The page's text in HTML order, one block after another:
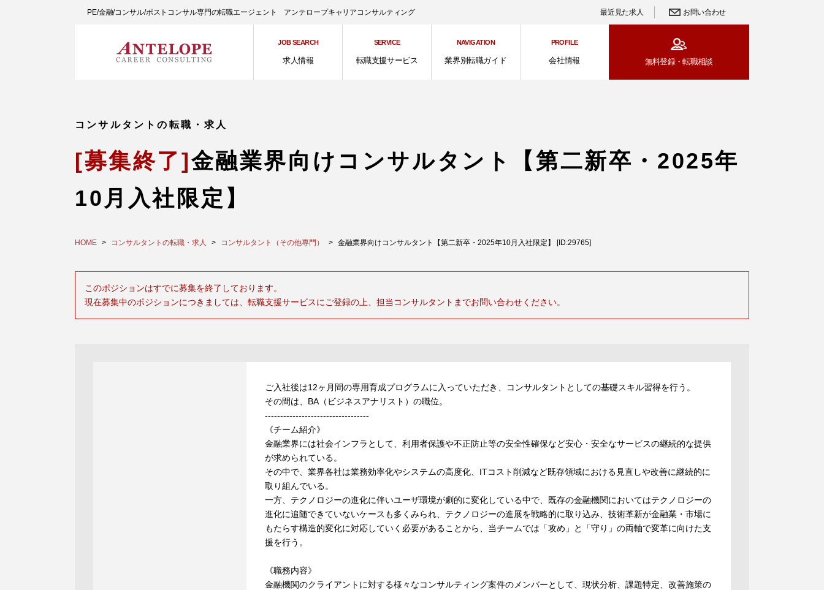
PE/金融/コンサル/ポストコンサル専門の転職エージェント アンテロープキャリアコンサルティング 最近見た求人 お問い合わせ
JOB SEARCH
求人情報
SERVICE
転職支援サービス
NAVIGATION
業界別転職ガイド
PROFILE
会社情報 無料登録・転職相談
コンサルタントの転職・求人
[募集終了]金融業界向けコンサルタント【第二新卒・2025年
10月入社限定】
HOME コンサルタントの転職・求人 コンサルタント（その他専門） 金融業界向けコンサルタント【第二新卒・2025年10月入社限定】 [ID:29765]
このポジションはすでに募集を終了しております。
現在募集中のポジションにつきましては、転職支援サービスにご登録の上、担当コンサルタントまでお問い合わせください。
ご入社後は12ヶ月間の専用育成プログラムに入っていただき、コンサルタントとしての基礎スキル習得を行う。
その間は、BA（ビジネスアナリスト）の職位。
----------------------------------
《チーム紹介》
金融業界には社会インフラとして、利用者保護や不正防止等の安全性確保など安心・安全なサービスの継続的な提供
が求められている。
その中で、業界各社は業務効率化やシステムの高度化、ITコスト削減など既存領域における見直しや改善に継続的に
取り組んでいる。
一方、テクノロジーの進化に伴いユーザ環境が劇的に変化している中で、既存の金融機関においてはテクノロジーの
進化に追随できていないケースも多くみられ、テクノロジーの進展を戦略的に取り込み、技術革新が金融業・市場に
もたらす構造的変化に対応していく必要があることから、当チームでは「攻め」と「守り」の両軸で変革に向けた支
援を行う。
《職務内容》
金融機関のクライアントに対する様々なコンサルティング案件のメンバーとして、現状分析、課題特定、改善施策の